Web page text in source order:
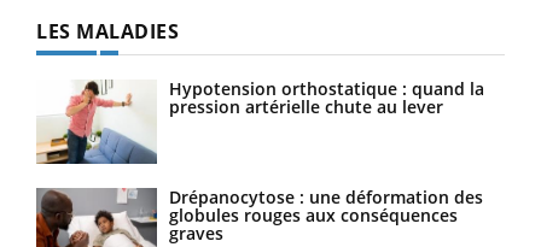
LES MALADIES
Hypotension orthostatique : quand la
pression artérielle chute au lever
Drépanocytose : une déformation des
globules rouges aux conséquences
graves